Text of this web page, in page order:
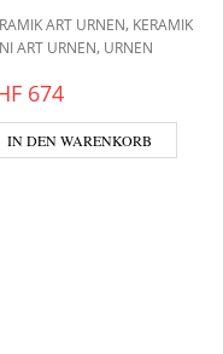
ART URNEN, KERAMIK
ART URNEN, URNEN
674
IN DEN WARENKORB